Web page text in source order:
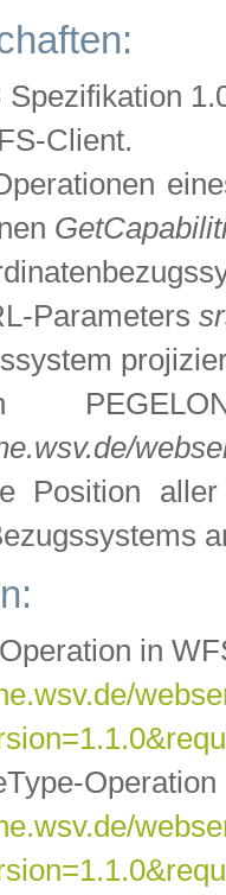
Client.
Parameters
Position
in